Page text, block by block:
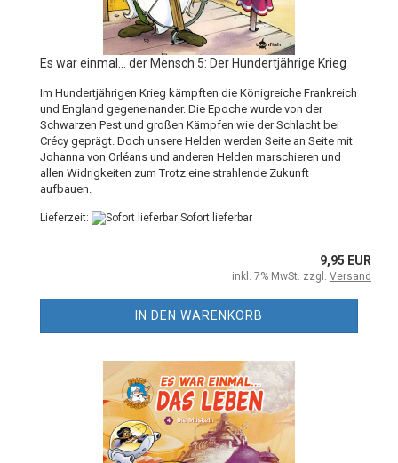
Es war einmal... der Mensch 5: Der Hundertjährige Krieg
Im Hundertjährigen Krieg kämpften die Königreiche Frankreich
und England gegeneinander. Die Epoche wurde von der
Schwarzen Pest und großen Kämpfen wie der Schlacht bei
Crécy geprägt. Doch unsere Helden werden Seite an Seite mit
Johanna von Orléans und anderen Helden marschieren und
allen Widrigkeiten zum Trotz eine strahlende Zukunft
aufbauen.
Lieferzeit: Sofort lieferbar
9,95 EUR
inkl. 7% MwSt. zzgl. Versand
IN DEN WARENKORB